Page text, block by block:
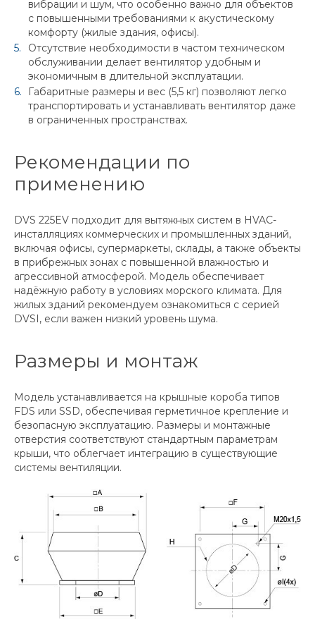
вибрации и шум, что особенно важно для объектов
с повышенными требованиями к акустическому
комфорту (жилые здания, офисы).
Отсутствие необходимости в частом техническом
обслуживании делает вентилятор удобным и
экономичным в длительной эксплуатации.
Габаритные размеры и вес (5,5 кг) позволяют легко
транспортировать и устанавливать вентилятор даже
в ограниченных пространствах.
Рекомендации по
применению
DVS 225EV подходит для вытяжных систем в HVAC-
инсталляциях коммерческих и промышленных зданий,
включая офисы, супермаркеты, склады, а также объекты
в прибрежных зонах с повышенной влажностью и
агрессивной атмосферой. Модель обеспечивает
надёжную работу в условиях морского климата. Для
жилых зданий рекомендуем ознакомиться с серией
DVSI, если важен низкий уровень шума.
Размеры и монтаж
Модель устанавливается на крышные короба типов
FDS или SSD, обеспечивая герметичное крепление и
безопасную эксплуатацию. Размеры и монтажные
отверстия соответствуют стандартным параметрам
крыши, что облегчает интеграцию в существующие
системы вентиляции.